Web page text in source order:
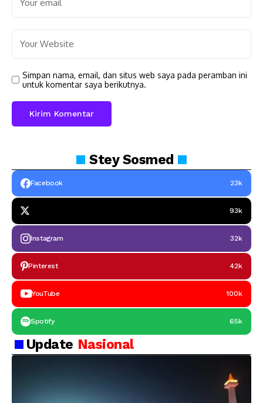
Simpan nama, email, dan situs web saya pada peramban ini
untuk komentar saya berikutnya.
SteySosmed
Facebook 23k
93k
Instagram 32k
Pinterest 42k
YouTube 100k
Spotify 65k
Update Nasional